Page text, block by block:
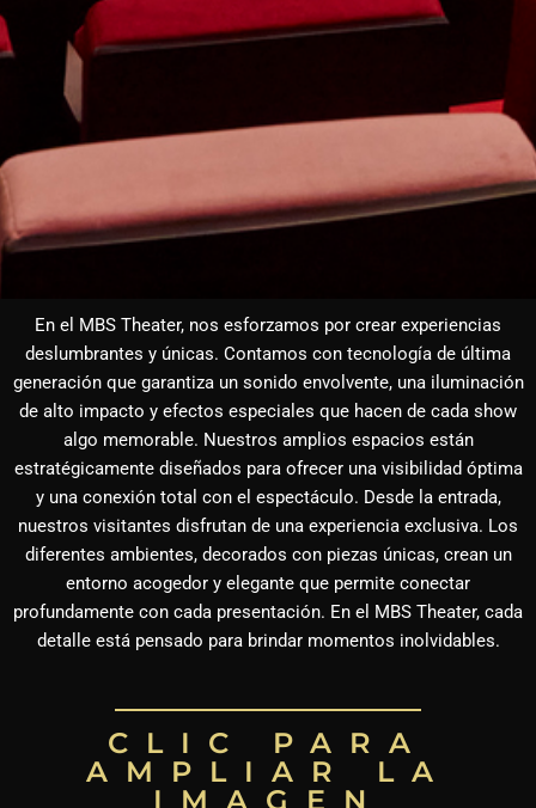
En el MBS Theater, nos esforzamos por crear experiencias
deslumbrantes y únicas. Contamos con tecnología de última
generación que garantiza un sonido envolvente, una iluminación
de alto impacto y efectos especiales que hacen de cada show
algo memorable. Nuestros amplios espacios están
estratégicamente diseñados para ofrecer una visibilidad óptima
y una conexión total con el espectáculo. Desde la entrada,
nuestros visitantes disfrutan de una experiencia exclusiva. Los
diferentes ambientes, decorados con piezas únicas, crean un
entorno acogedor y elegante que permite conectar
profundamente con cada presentación. En el MBS Theater, cada
detalle está pensado para brindar momentos inolvidables.
CLIC PARA
AMPLIAR LA
IMAGEN